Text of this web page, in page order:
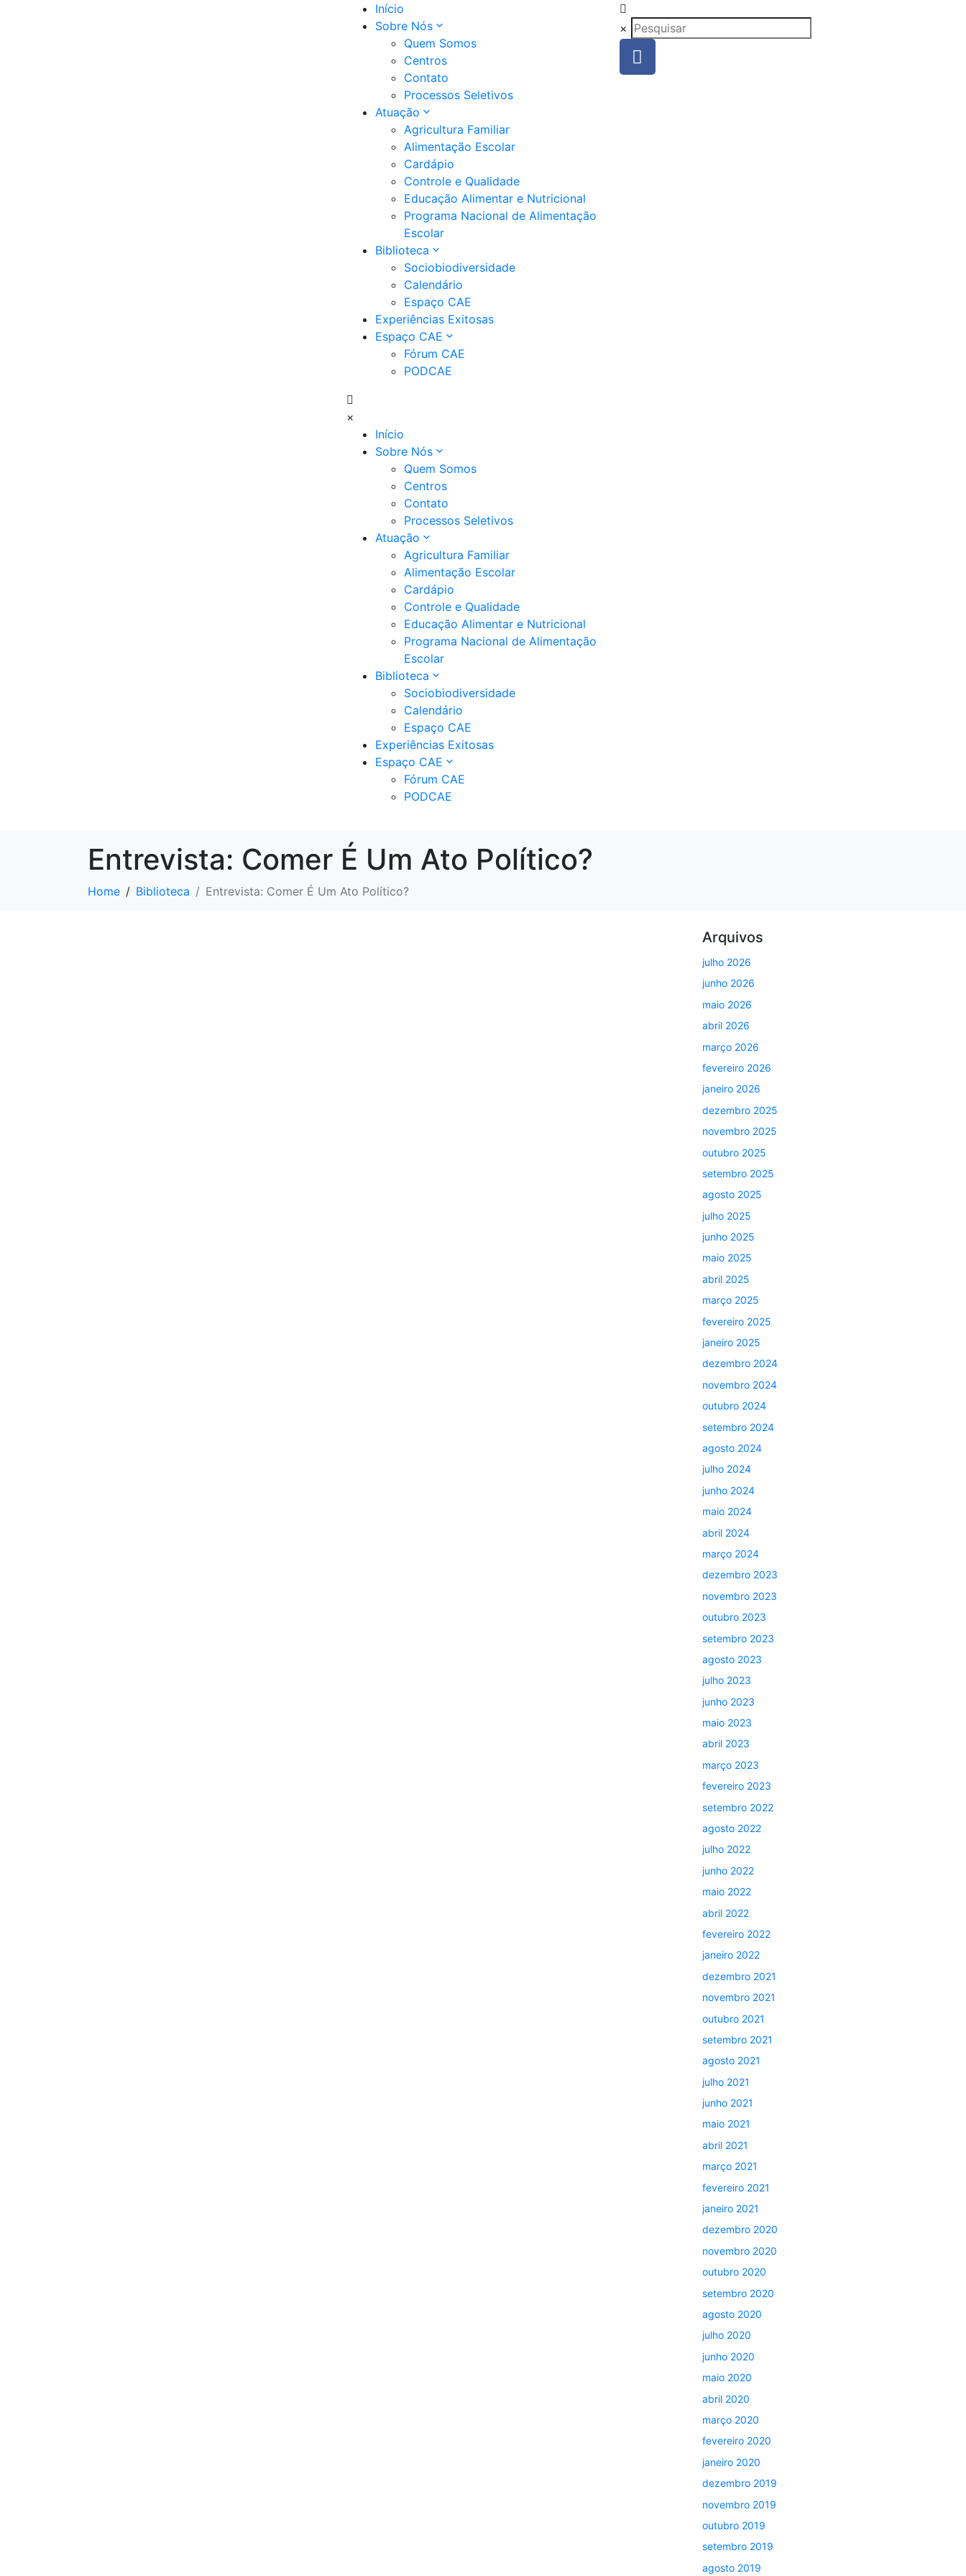
Início
Sobre Nós
Quem Somos
Centros
Contato
Processos Seletivos
Atuação
Agricultura Familiar
Alimentação Escolar
Cardápio
Controle e Qualidade
Educação Alimentar e Nutricional
Programa Nacional de Alimentação
Escolar
Biblioteca
Sociobiodiversidade
Calendário
Espaço CAE
Experiências Exitosas
Espaço CAE
Fórum CAE
PODCAE
×
Início
Sobre Nós
Quem Somos
Centros
Contato
Processos Seletivos
Atuação
Agricultura Familiar
Alimentação Escolar
Cardápio
Controle e Qualidade
Educação Alimentar e Nutricional
Programa Nacional de Alimentação
Escolar
Biblioteca
Sociobiodiversidade
Calendário
Espaço CAE
Experiências Exitosas
Espaço CAE
Fórum CAE
PODCAE
×
Entrevista: Comer É Um Ato Político?
Home Biblioteca Entrevista: Comer É Um Ato Político?
Arquivos
julho 2026
junho 2026
maio 2026
abril 2026
março 2026
fevereiro 2026
janeiro 2026
dezembro 2025
novembro 2025
outubro 2025
setembro 2025
agosto 2025
julho 2025
junho 2025
maio 2025
abril 2025
março 2025
fevereiro 2025
janeiro 2025
dezembro 2024
novembro 2024
outubro 2024
setembro 2024
agosto 2024
julho 2024
junho 2024
maio 2024
abril 2024
março 2024
dezembro 2023
novembro 2023
outubro 2023
setembro 2023
agosto 2023
julho 2023
junho 2023
maio 2023
abril 2023
março 2023
fevereiro 2023
setembro 2022
agosto 2022
julho 2022
junho 2022
maio 2022
abril 2022
fevereiro 2022
janeiro 2022
dezembro 2021
novembro 2021
outubro 2021
setembro 2021
agosto 2021
julho 2021
junho 2021
maio 2021
abril 2021
março 2021
fevereiro 2021
janeiro 2021
dezembro 2020
novembro 2020
outubro 2020
setembro 2020
agosto 2020
julho 2020
junho 2020
maio 2020
abril 2020
março 2020
fevereiro 2020
janeiro 2020
dezembro 2019
novembro 2019
outubro 2019
setembro 2019
agosto 2019